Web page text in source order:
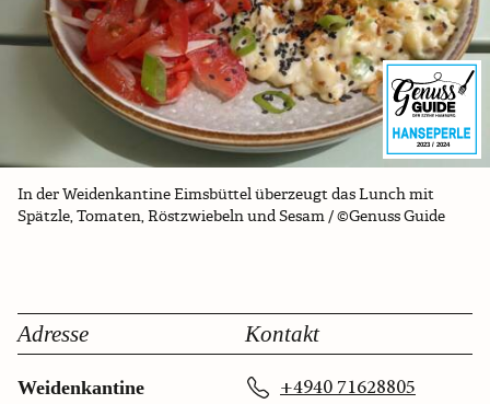
2023 / 2024
In der Weidenkantine Eimsbüttel überzeugt das Lunch mit
Spätzle, Tomaten, Röstzwiebeln und Sesam / ©Genuss Guide
Adresse
Weidenkantine
Kontakt
+4940 71628805